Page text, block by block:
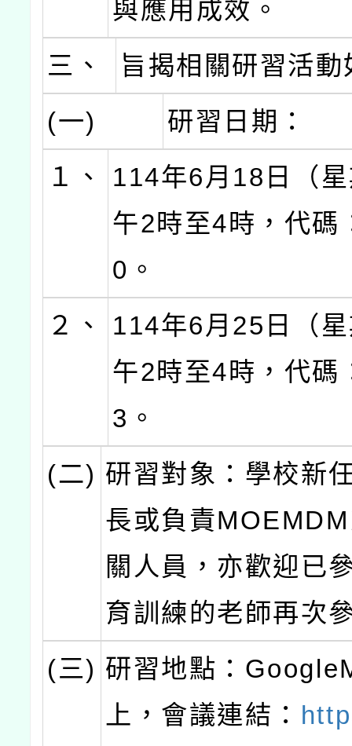
與應用成效。
三、
旨揭相關研習活動
(一)
研習日期：
１、
114年6月18日（
午2時至4時，代碼
0。
２、
114年6月25日（
午2時至4時，代碼
3。
(二) 研習對象：學校新
長或負責
關人員，亦歡迎已
育訓練的老師再次
(三) 研習地點：
上，會議連結：